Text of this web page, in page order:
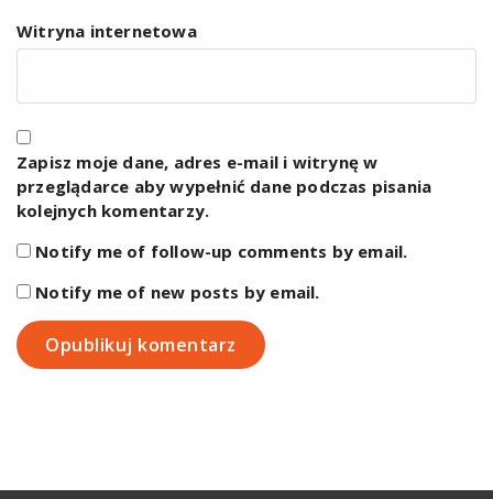
Witryna internetowa
Zapisz moje dane, adres e-mail i witrynę w
przeglądarce aby wypełnić dane podczas pisania
kolejnych komentarzy.
Notify me of follow-up comments by email.
Notify me of new posts by email.